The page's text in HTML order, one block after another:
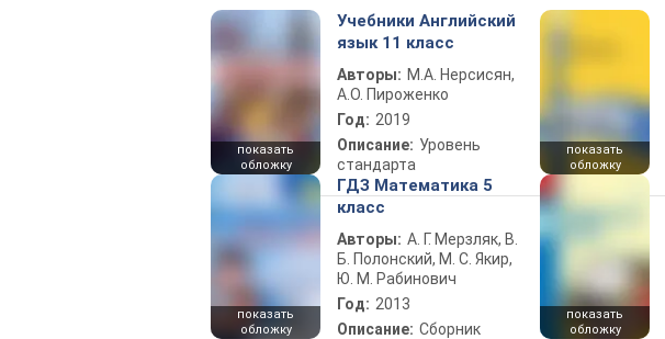
показать
обложку
Учебники Английский
язык 11 класс
Авторы: М.А. Нерсисян,
А.О. Пироженко
Год: 2019
Описание: Уровень
стандарта
показать
обложку
показать
обложку
ГДЗ Математика 5
класс
Авторы: А. Г. Мерзляк, В.
Б. Полонский, М. С. Якир,
Ю. М. Рабинович
Год: 2013
Описание: Сборник
показать
обложку